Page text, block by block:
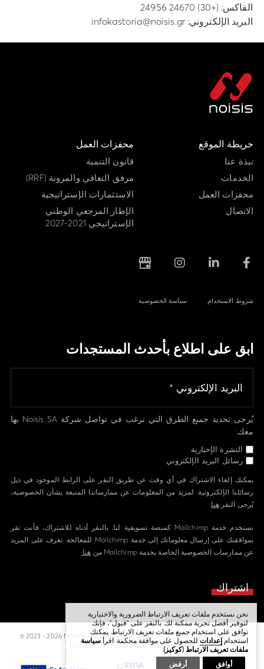
الفاكس: (+30) 24670 24956
البريد الإلكتروني:infokastoria@noisis.gr
خريطة الموقع
نبذة عنا
الخدمات
محفزات العمل
الاتصال
محفزات العمل
قانون التنمية
مرفق التعافي والمرونة (RRF)
الاستثمارات الإستراتيجية
الإطار المرجعي الوطني
الإستراتيجي 2021-2027
شروط الاستخدام سياسة الخصوصية
ابق على اطلاع بأحدث المستجدات
يُرجى تحديد جميع الطرق التي ترغب في تواصل شركة Noisis SA بها
معك:
النشرة الإخبارية
رسائل البريد الإلكتروني
يمكنك إلغاء الاشتراك في أي وقت عن طريق النقر على الرابط الموجود في ذيل
رسائلنا الإلكترونية. لمزيد من المعلومات عن ممارساتنا المتبعة بشأن الخصوصية،
يُرجى النقرهنا.
نستخدم خدمة Mailchimp كمنصة تسويقية لنا. بالنقر أدناه للاشتراك، فأنت تقر
بموافقتك على إرسال معلوماتك إلى خدمة Mailchimp للمعالجة. تعرف على المزيد
عن ممارسات الخصوصية الخاصة بخدمة Mailchimp من
هنا.
© 2023 - 2026 NOISIS - ALL RIGHTS RESERVED | ΑΡ. Γ.Ε.ΜΗ 058224804000
DESIGN & DEVELOPMENTWEBOLUTION
نحن نستخدم ملفات تعريف الارتباط الضرورية والاختيارية
لتوفير أفضل تجربة ممكنة لك. بالنقر على "قبول"، فإنك
توافق على استخدام جميع ملفات تعريف الارتباط. يمكنك
استخدام إعدادات للحصول على موافقة محكمة. اقرأ سياسة
ملفات تعريف الارتباط (كوكيز).
أوافق
أرفض